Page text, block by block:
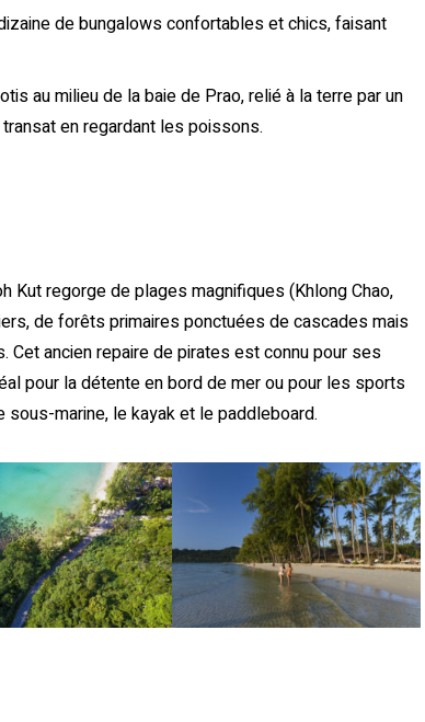
de bungalows confortables et chics, faisant
au milieu de la baie de Prao, relié à la terre par un
en regardant les poissons.
Kut regorge de plages magnifiques (Khlong Chao,
de forêts primaires ponctuées de cascades mais
ancien repaire de pirates est connu pour ses
pour la détente en bord de mer ou pour les sports
marine, le kayak et le paddleboard.
Ne manquez rien de